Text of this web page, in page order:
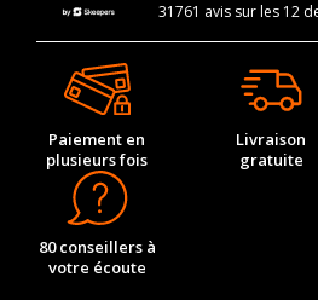
31761 avis sur les 12
Paiement en
plusieurs fois
Livraison
gratuite
80 conseillers à
votre écoute